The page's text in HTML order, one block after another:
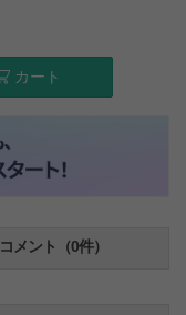
カート
コメント（0件）